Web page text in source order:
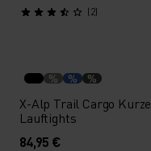
(2)
% % %
X-Alp Trail Cargo Kurze
Lauftights
84,95 €